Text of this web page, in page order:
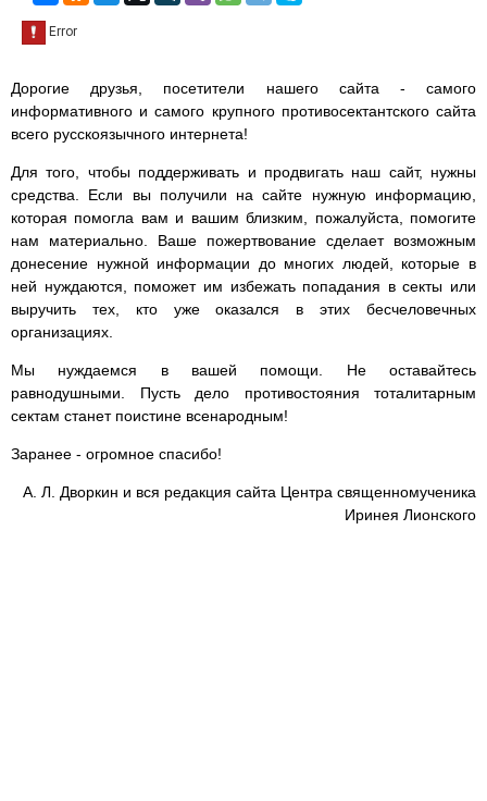
Дорогие друзья, посетители нашего сайта - самого
информативного и самого крупного противосектантского сайта
всего русскоязычного интернета!
Для того, чтобы поддерживать и продвигать наш сайт, нужны
средства. Если вы получили на сайте нужную информацию,
которая помогла вам и вашим близким, пожалуйста, помогите
нам материально. Ваше пожертвование сделает возможным
донесение нужной информации до многих людей, которые в
ней нуждаются, поможет им избежать попадания в секты или
выручить тех, кто уже оказался в этих бесчеловечных
организациях.
Мы нуждаемся в вашей помощи. Не оставайтесь
равнодушными. Пусть дело противостояния тоталитарным
сектам станет поистине всенародным!
Заранее - огромное спасибо!
А. Л. Дворкин и вся редакция сайта Центра священномученика
Иринея Лионского